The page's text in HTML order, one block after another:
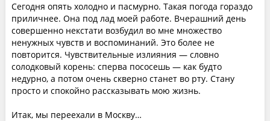
Сегодня опять холодно и пасмурно. Такая погода гораздо
приличнее. Она под лад моей работе. Вчерашний день
совершенно некстати возбудил во мне множество
ненужных чувств и воспоминаний. Это более не
повторится. Чувствительные излияния — словно
солодковый корень: сперва пососешь — как будто
недурно, а потом очень скверно станет во рту. Стану
просто и спокойно рассказывать мою жизнь.
Итак, мы переехали в Москву…